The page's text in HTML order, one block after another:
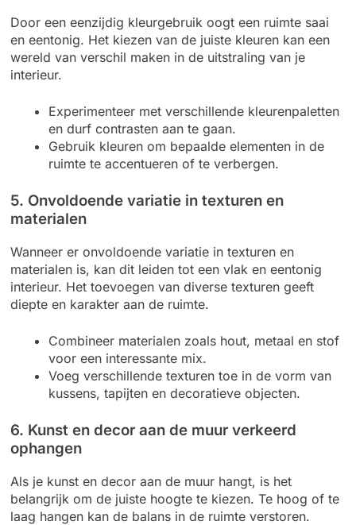
Door een eenzijdig kleurgebruik oogt een ruimte saai
en eentonig. Het kiezen van de juiste kleuren kan een
wereld van verschil maken in de uitstraling van je
interieur.
Experimenteer met verschillende kleurenpaletten
en durf contrasten aan te gaan.
Gebruik kleuren om bepaalde elementen in de
ruimte te accentueren of te verbergen.
5. Onvoldoende variatie in texturen en
materialen
Wanneer er onvoldoende variatie in texturen en
materialen is, kan dit leiden tot een vlak en eentonig
interieur. Het toevoegen van diverse texturen geeft
diepte en karakter aan de ruimte.
Combineer materialen zoals hout, metaal en stof
voor een interessante mix.
Voeg verschillende texturen toe in de vorm van
kussens, tapijten en decoratieve objecten.
6. Kunst en decor aan de muur verkeerd
ophangen
Als je kunst en decor aan de muur hangt, is het
belangrijk om de juiste hoogte te kiezen. Te hoog of te
laag hangen kan de balans in de ruimte verstoren.